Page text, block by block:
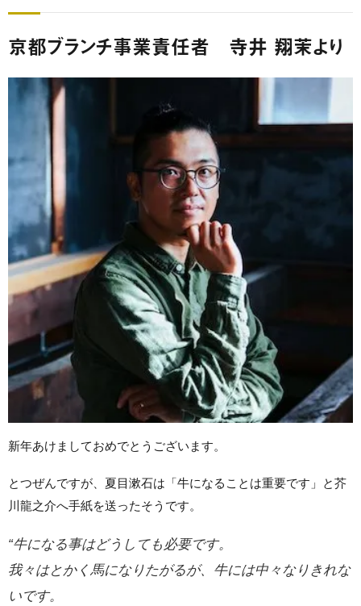
京都ブランチ事業責任者 寺井 翔茉より
新年あけましておめでとうございます。
とつぜんですが、夏目漱石は「牛になることは重要です」と芥
川龍之介へ手紙を送ったそうです。
“牛になる事はどうしても必要です。
我々はとかく馬になりたがるが、牛には中々なりきれな
いです。